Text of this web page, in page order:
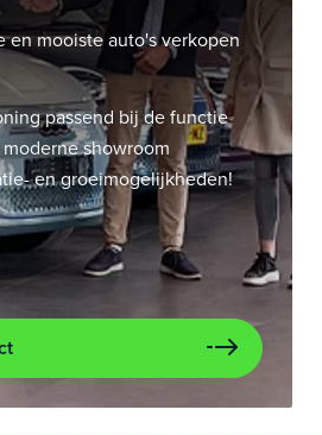
en mooiste auto's verkopen
passend bij de functie
showroom
en groeimogelijkheden!